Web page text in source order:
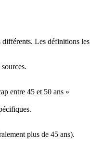
Les définitions
entre 45 et 50 ans »
plus de 45 ans).